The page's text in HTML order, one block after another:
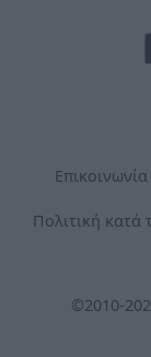
Επικοινωνία
Πολιτική κατά
©2010-